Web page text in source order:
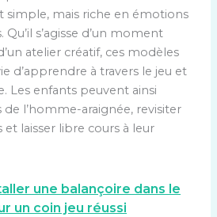
simple, mais riche en émotions
s’agisse d’un moment
atelier créatif, ces modèles
d’apprendre à travers le jeu et
Les enfants peuvent ainsi
de l’homme-araignée, revisiter
et laisser libre cours à leur
une balançoire dans le
un coin jeu réussi